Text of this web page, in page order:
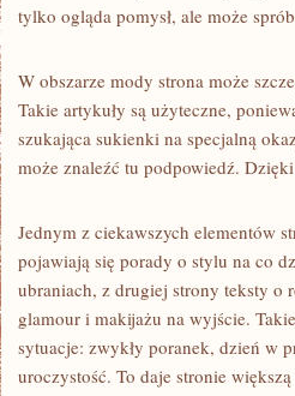
tylko ogląda pomysł, ale może
W obszarze mody strona może
Takie artykuły są użyteczne,
szukająca sukienki na specjalną
może znaleźć tu podpowiedź.
Jednym z ciekawszych elementów
pojawiają się porady o stylu na co
ubraniach, z drugiej strony teksty o
glamour i makijażu na wyjście.
sytuacje: zwykły poranek, dzień w
uroczystość. To daje stronie